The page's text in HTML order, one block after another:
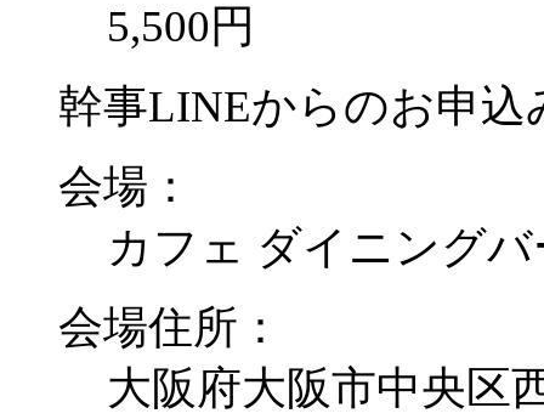
5,500円
幹事LINEからのお申込
会場：
カフェ ダイニング
会場住所：
大阪府大阪市中央区